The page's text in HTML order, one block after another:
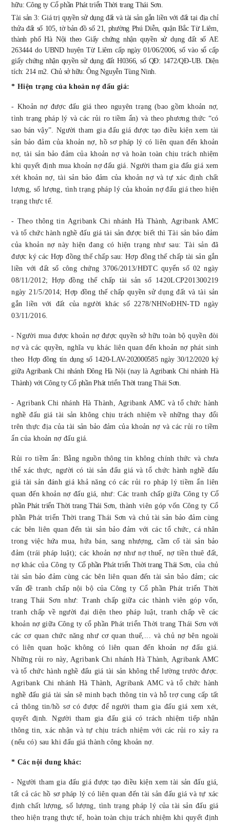
hữu: Công ty Cổ phần Phát triển Thời trang Thái Sơn.
Tài sản 3: Giá trị quyền sử dụng đất và tài sản gắn liền với đất tại địa chỉ
thửa đất số 105, tờ bản đồ số 21, phường Phú Diễn, quận Bắc Từ Liêm,
thành phố Hà Nội theo Giấy chứng nhận quyền sử dụng đất số AE
263444 do UBND huyện Từ Liêm cấp ngày 01/06/2006, số vào sổ cấp
giấy chứng nhận quyền sử dụng đất H0366, số QĐ: 1472/QĐ-UB. Diện
tích: 214 m2. Chủ sở hữu: Ông Nguyễn Tùng Ninh.
* Hiện trạng của khoản nợ đấu giá:
- Khoản nợ được đấu giá theo nguyên trạng (bao gồm khoản nợ,
tình trạng pháp lý và các rủi ro tiềm ẩn) và theo phương thức “có
sao bán vậy”. Người tham gia đấu giá được tạo điều kiện xem tài
sản bảo đảm của khoản nợ, hồ sơ pháp lý có liên quan đến khoản
nợ, tài sản bảo đảm của khoản nợ và hoàn toàn chịu trách nhiệm
khi quyết định mua khoản nợ đấu giá. Người tham gia đấu giá xem
xét khoản nợ, tài sản bảo đảm của khoản nợ và tự xác định chất
lượng, số lượng, tình trạng pháp lý của khoản nợ đấu giá theo hiện
trạng thực tế.
- Theo thông tinAgribank Chi nhánh Hà Thành, Agribank AMC
và tổ chức hành nghề đấu giá tài sản được biết thì Tài sản bảo đảm
của khoản nợ này hiện đang có hiện trạng như sau: Tài sản đã
được ký các Hợp đồng thế chấp sau: Hợp đồng thế chấp tài sản gắn
liền với đất số công chứng 3706/2013/HĐTC quyển số 02 ngày
08/11/2012; Hợp đồng thế chấp tài sản số 1420LCP201300219
ngày 21/5/2014; Hợp đồng thế chấp quyền sử dụng đất và tài sản
gắn liền với đất của người khác số 2278/NHNoĐHN-TD ngày
03/11/2016.
- Người mua được khoản nợ được quyền sở hữu toàn bộ quyền đòi
nợ và các quyền, nghĩa vụ khác liên quan đến khoản nợ phát sinh
theoHợp đồng tín dụng số 1420-LAV-202000585 ngày 30/12/2020 ký
giữa Agribank Chi nhánh Đông Hà Nội (nay là Agribank Chi nhánh Hà
Thành) với Công ty Cổ phần Phát triển Thời trang Thái Sơn.
- Agribank Chi nhánh Hà Thành, Agribank AMC và tổ chức hành
nghề đấu giá tài sản không chịu trách nhiệm về những thay đổi
trên thực địa của tài sản bảo đảm của khoản nợ và các rủi ro tiềm
ẩn của khoản nợ đấu giá.
Rủi ro tiềm ẩn: Bằng nguồn thông tin không chính thức và chưa
thể xác thực, người có tài sản đấu giá và tổ chức hành nghề đấu
giá tài sản đánh giá khả năng có các rủi ro pháp lý tiềm ẩn liên
quan đến khoản nợ đấu giá, như: Các tranh chấp giữa Công tyCổ
phần Phát triển Thời trang Thái Sơn, thành viên góp vốn Công ty Cổ
phần Phát triển Thời trang Thái Sơn và chủ tài sản bảo đảm cùng
các bên liên quan đến tài sản bảo đảm với các tổ chức, cá nhân
trong việc hứa mua, hứa bán, sang nhượng, cầm cố tài sản bảo
đảm (trái pháp luật); các khoản nợ như nợ thuế, nợ tiền thuê đất,
nợ khác của Công ty Cổ phần Phát triển Thời trang Thái Sơn, của chủ
tài sản bảo đảm cùng các bên liên quan đến tài sản bảo đảm; các
vấn đề tranh chấp nội bộ của Công ty Cổ phần Phát triển Thời
trang Thái Sơnnhư: Tranh chấp giữa các thành viên góp vốn,
tranh chấp về người đại diện theo pháp luật, tranh chấp về các
khoản nợ giữa Công ty cổ phần Phát triển Thời trang Thái Sơn với
các cơ quan chức năng như cơ quan thuế,... và chủ nợ bên ngoài
có liên quan hoặc không có liên quan đến khoản nợ đấu giá.
Những rủi ro này, Agribank Chi nhánhHà Thành, Agribank AMC
và tổ chức hành nghề đấu giá tài sản không thể lường trước được.
Agribank Chi nhánhHà Thành, Agribank AMC và tổ chức hành
nghề đấu giá tài sản sẽ minh bạch thông tin và hỗ trợ cung cấp tất
cả thông tin/hồ sơ có được để người tham gia đấu giá xem xét,
quyết định. Người tham gia đấu giá có trách nhiệm tiếp nhận
thông tin, xác nhận và tự chịu trách nhiệm với các rủi ro xảy ra
(nếu có) sau khi đấu giá thành công khoản nợ.
* Các nội dung khác:
- Người tham gia đấu giá được tạo điều kiện xem tài sản đấu giá,
tất cả các hồ sơ pháp lý có liên quan đến tài sản đấu giá và tự xác
định chất lượng, số lượng, tình trạng pháp lý của tài sản đấu giá
theo hiện trạng thực tế, hoàn toàn chịu trách nhiệm khi quyết định